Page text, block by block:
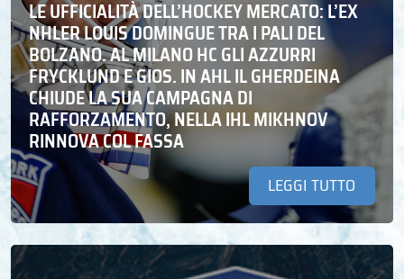
LE UFFICIALITÀ DELL’HOCKEY MERCATO: L’EX
NHLER LOUIS DOMINGUE TRA I PALI DEL
BOLZANO. AL MILANO HC GLI AZZURRI
FRYCKLUND E GIOS. IN AHL IL GHERDEINA
CHIUDE LA SUA CAMPAGNA DI
RAFFORZAMENTO, NELLA IHL MIKHNOV
RINNOVA COL FASSA
LEGGI TUTTO